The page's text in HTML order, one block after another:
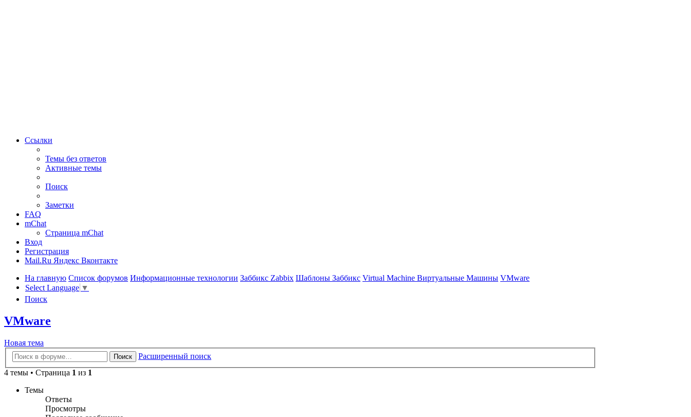
Ссылки
Темы без ответов
Активные темы
Поиск
Заметки
FAQ
mChat
Страница mChat
Вход
Регистрация
Mail.Ru Яндекс Вконтакте
На главную Список форумов Информационные технологии Заббикс Zabbix Шаблоны Заббикс Virtual Machine Виртуальные Машины VMware
Select Language ▼
Поиск
VMware
Новая тема
Поиск
Расширенный поиск
4 темы • Страница 1 из 1
Темы
Ответы
Просмотры